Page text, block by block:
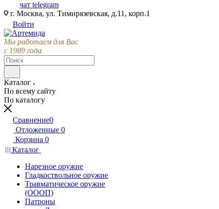
чат telegram
г. Москва, ул. Тимирязевская, д.11, корп.1
Войти
Мы работаем для Вас
с 1989 года
Каталог
По всему сайту
По каталогу
Сравнение0
Отложенные 0
Корзина 0
Каталог
Нарезное оружие
Гладкоствольное оружие
Травматическое оружие
(ОООП)
Патроны